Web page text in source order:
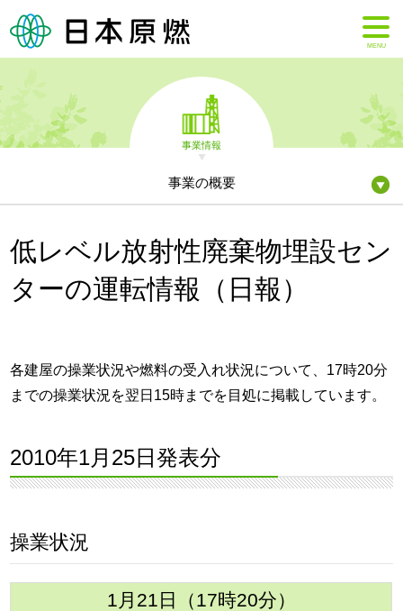
MENU
事業情報
事業の概要
低レベル放射性廃棄物埋設セン
ターの運転情報（日報）
各建屋の操業状況や燃料の受入れ状況について、17時20分
までの操業状況を翌日15時までを目処に掲載しています。
2010年1月25日発表分
操業状況
1月21日（17時20分）